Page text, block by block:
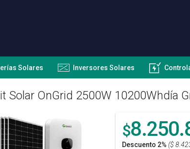
Solares Inversores Solares
Solar OnGrid 2500W 10200Whdía
$
Descuento 2% ($